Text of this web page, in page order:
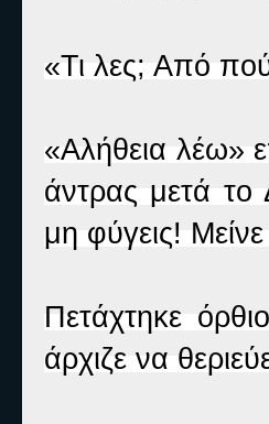
«Τι λες; Από
«Αλήθεια λέω»
άντρας μετά
μη φύγεις!
Πετάχτηκε
άρχιζε να